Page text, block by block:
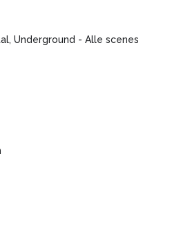
Underground - Alle scenes